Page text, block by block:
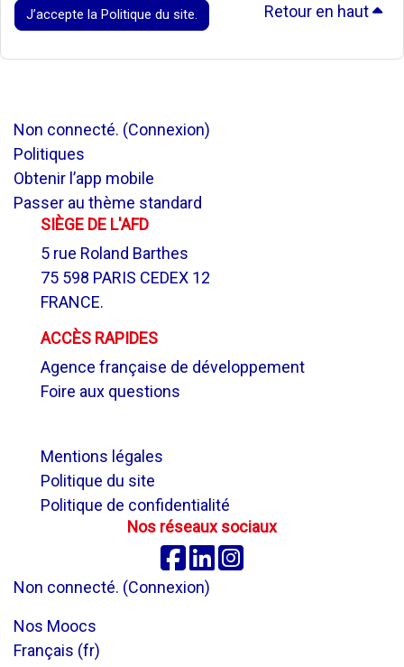
J’accepte la Politique du site. Retour en haut
Non connecté. (Connexion)
Politiques
Obtenir l’app mobile
Passer au thème standard
SIÈGE DE L'AFD
5 rue Roland Barthes
75 598 PARIS CEDEX 12
FRANCE.
ACCÈS RAPIDES
Agence française de développement
Foire aux questions
Mentions légales
Politique du site
Politique de confidentialité
Nos réseaux sociaux
Facebook
Linkedin
Non connecté. (Connexion)
Nos Moocs
Français ‎(fr)‎